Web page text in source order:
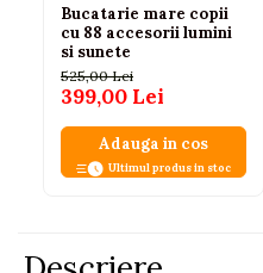
Bucatarie mare copii
cu 88 accesorii lumini
si sunete
525,00 Lei
399,00 Lei
Adauga in cos
Ultimul produs in stoc